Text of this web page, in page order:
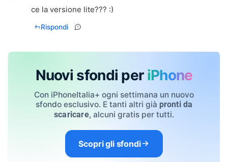
ce la versione lite??? :)
Rispondi
Nuovi sfondi per iPhone
Con iPhoneItalia+ ogni settimana un nuovo
sfondo esclusivo. E tanti altri già pronti da
scaricare, alcuni gratis per tutti.
Scopri gli sfondi